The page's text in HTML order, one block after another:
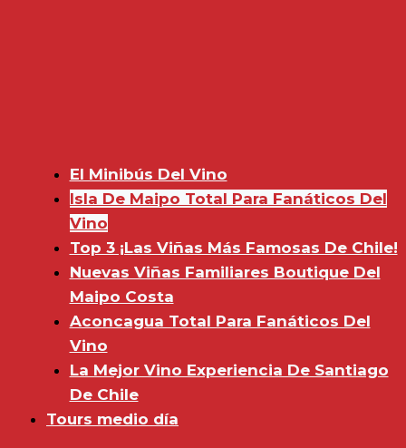
El Minibús Del Vino
Isla De Maipo Total Para Fanáticos Del
Vino
Top 3 ¡Las Viñas Más Famosas De Chile!
Nuevas Viñas Familiares Boutique Del
Maipo Costa
Aconcagua Total Para Fanáticos Del
Vino
La Mejor Vino Experiencia De Santiago
De Chile
Tours medio día